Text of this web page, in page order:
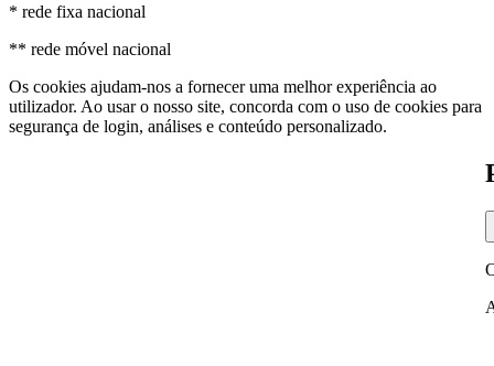
* rede fixa nacional
** rede móvel nacional
Os cookies ajudam-nos a fornecer uma melhor experiência ao
utilizador. Ao usar o nosso site, concorda com o uso de cookies para
segurança de login, análises e conteúdo personalizado.